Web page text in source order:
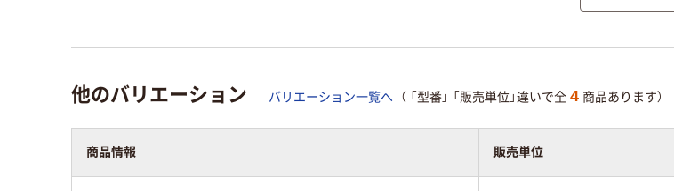
他のバリエーション バリエーション一覧へ （ 「型番」 「販売単位」違いで全 4 商品あります）
商品情報 販売単位